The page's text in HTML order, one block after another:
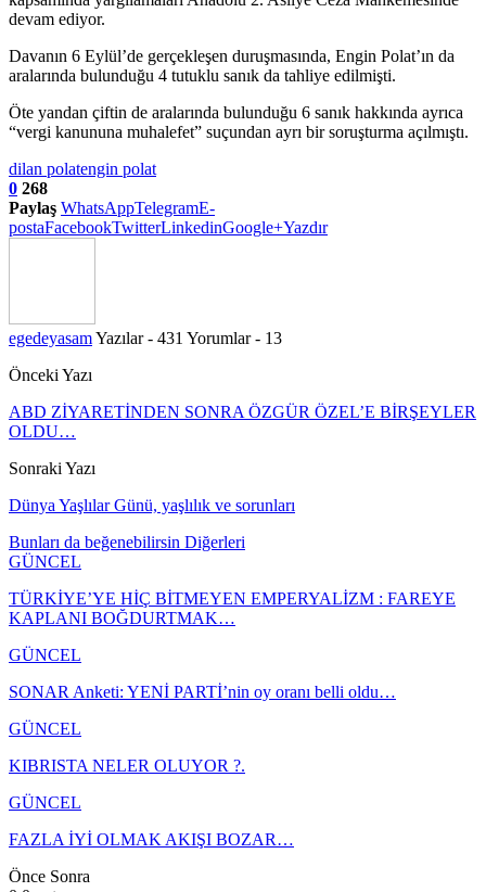
devam ediyor.
Davanın 6 Eylül’de gerçekleşen duruşmasında, Engin Polat’ın da
aralarında bulunduğu 4 tutuklu sanık da tahliye edilmişti.
Öte yandan çiftin de aralarında bulunduğu 6 sanık hakkında ayrıca
“vergi kanununa muhalefet” suçundan ayrı bir soruşturma açılmıştı.
dilan polatengin polat
0 268
Paylaş WhatsAppTelegramE-
postaFacebookTwitterLinkedinGoogle+Yazdır
egedeyasamYazılar - 431 Yorumlar - 13
Önceki Yazı
ABD ZİYARETİNDEN SONRA ÖZGÜR ÖZEL’E BİRŞEYLER
OLDU…
Sonraki Yazı
Dünya Yaşlılar Günü, yaşlılık ve sorunları
Bunları da beğenebilirsin Diğerleri
GÜNCEL
TÜRKİYE’YE HİÇ BİTMEYEN EMPERYALİZM : FAREYE
KAPLANI BOĞDURTMAK…
GÜNCEL
SONAR Anketi: YENİ PARTİ’nin oy oranı belli oldu…
GÜNCEL
KIBRISTA NELER OLUYOR ?.
GÜNCEL
FAZLA İYİ OLMAK AKIŞI BOZAR…
Önce Sonra